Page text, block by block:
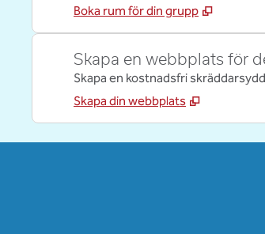
Boka rum för din grupp
Skapa en webbplats för
Skapa en kostnadsfri
Skapa din webbplats